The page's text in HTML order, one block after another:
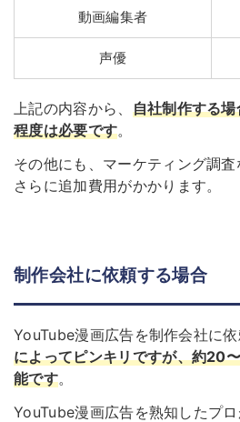
動画編集者
声優
上記の内容から、 自社制作する
程度は必要です。
その他にも、マーケティング調査
さらに追加費用がかかります。
制作会社に依頼する場合
YouTube漫画広告を制作会社に
によってピンキリですが、約20
能です。
YouTube漫画広告を熟知したプ